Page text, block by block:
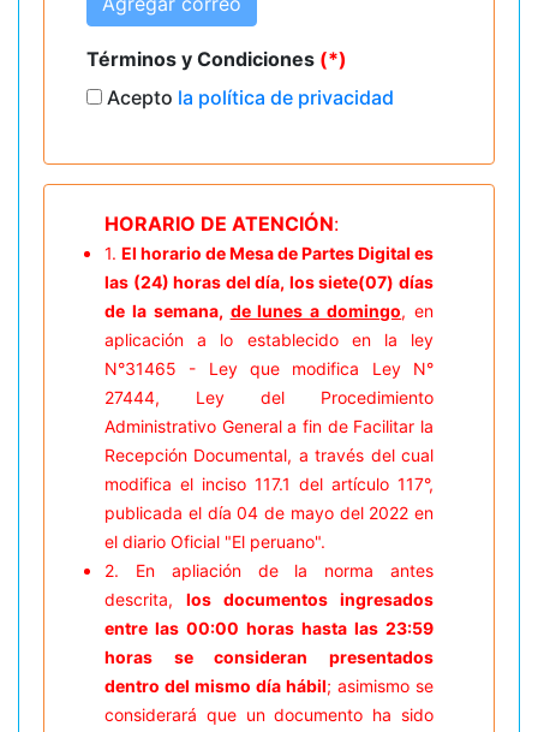
Términos y Condiciones (*)
Acepto la política de privacidad
HORARIO DE ATENCIÓN:
1. El horario de Mesa de Partes Digital es
las (24) horas del día, los siete(07) días
de la semana, de lunes a domingo, en
aplicación a lo establecido en la ley
N°31465 - Ley que modifica Ley N°
27444, Ley del Procedimiento
Administrativo General a fin de Facilitar la
Recepción Documental, a través del cual
modifica el inciso 117.1 del artículo 117°,
publicada el día 04 de mayo del 2022 en
el diario Oficial "El peruano".
2. En apliación de la norma antes
descrita, los documentos ingresados
entre las 00:00 horas hasta las 23:59
horas se consideran presentados
dentro del mismo día hábil; asimismo se
considerará que un documento ha sido